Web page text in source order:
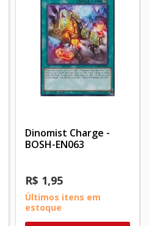
Dinomist Charge -
BOSH-EN063
R$ 1,95
Últimos itens em
estoque